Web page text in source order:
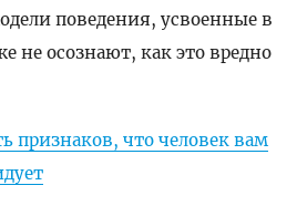
поведения, усвоенные в
не осознают, как это вредно
признаков, что человек вам